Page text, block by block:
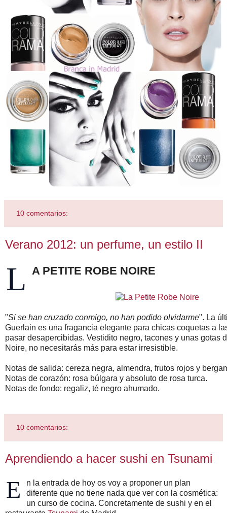
10 comentarios:
Verano 2012: un perfume, un estilo II
L A PETITE ROBE NOIRE
"Si se han cruzado conmigo, no han podido olvidarme". La
Guerlain es una fragancia elegante para chicas coquetas a
pasar desapercibidas. Vestidito negro, tacones y unas gotas
Noire, no necesitarás más para estar irresistible.
Notas de salida: cereza negra, almendra, frutos rojos y
Notas de corazón: rosa búlgara y absoluto de rosa turca.
Notas de fondo: regaliz, té negro ahumado.
10 comentarios:
Aprendiendo a hacer sushi en Tsunami
E
n la entrada de hoy os voy a proponer un plan
diferente que no tiene nada que ver con la cosmética:
un curso de cocina. Concretamente de sushi y en el